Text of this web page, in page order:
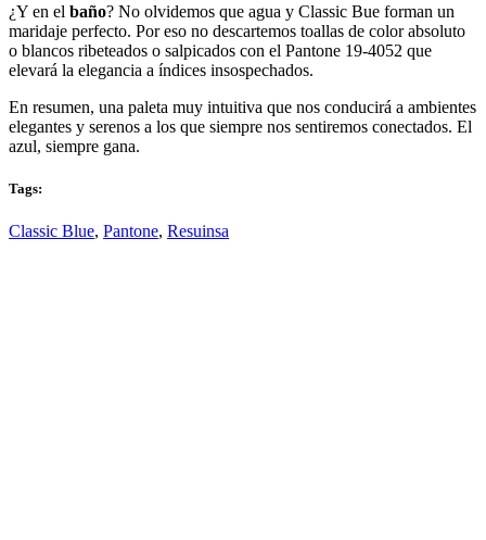
¿Y en el baño? No olvidemos que agua y Classic Bue forman un
maridaje perfecto. Por eso no descartemos toallas de color absoluto
o blancos ribeteados o salpicados con el Pantone 19-4052 que
elevará la elegancia a índices insospechados.
En resumen, una paleta muy intuitiva que nos conducirá a ambientes
elegantes y serenos a los que siempre nos sentiremos conectados. El
azul, siempre gana.
Tags:
Classic Blue, Pantone, Resuinsa